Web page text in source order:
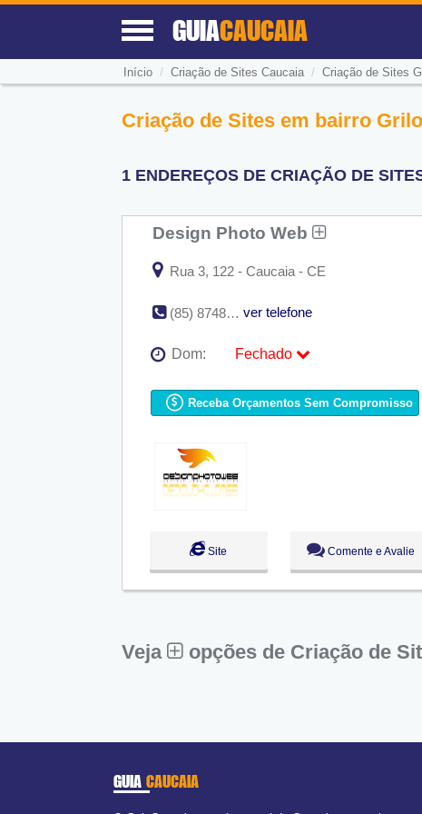
GUIACAUCAIA
Início / Criação de Sites Caucaia/ Criação de Sites
Criação de Sites em bairro
1 ENDEREÇOS DE CRIAÇÃO DE
Design Photo Web
Rua 3, 122 - Caucaia - CE
(85) 8748-5097 / (85) 9705-0186 ver telefone
Dom:
Fechado
Ter:
09:00 - 18:00
Qua:
09:00 - 18:00
09:00 - 18:00
Fechado
Dom:
Fechado
Receba Orçamentos Sem Compromisso
Site Comente e Avalie
Veja opções de Criação de
GUIACAUCAIA